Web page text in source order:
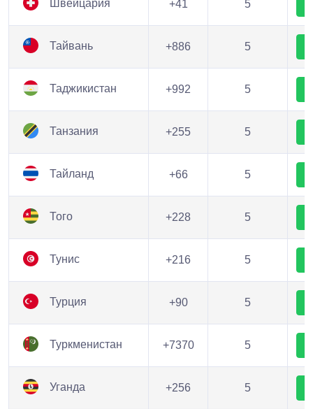
Швейцария +41 5
Тайвань +886 5
Таджикистан +992 5
Танзания +255 5
Тайланд +66 5
Того +228 5
Тунис +216 5
Турция +90 5
Туркменистан +7370 5
Уганда +256 5